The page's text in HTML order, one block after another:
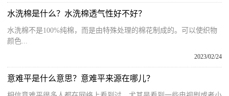
水洗棉是什么？水洗棉透气性好不好？
水洗棉不是100%纯棉，而是由特殊处理的棉花制成的。可以使织物
颜色...
2023/02/24
意难平是什么意思？意难平来源在哪儿？